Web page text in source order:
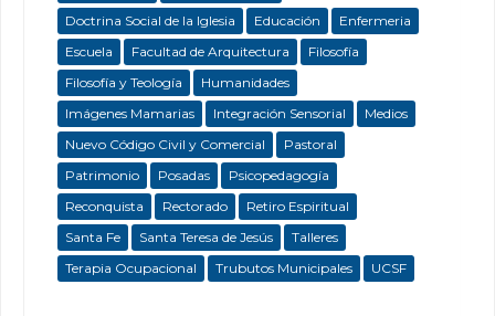
Doctrina Social de la Iglesia
Educación
Enfermeria
Escuela
Facultad de Arquitectura
Filosofía
Filosofía y Teología
Humanidades
Imágenes Mamarias
Integración Sensorial
Medios
Nuevo Código Civil y Comercial
Pastoral
Patrimonio
Posadas
Psicopedagogía
Reconquista
Rectorado
Retiro Espiritual
Santa Fe
Santa Teresa de Jesús
Talleres
Terapia Ocupacional
Trubutos Municipales UCSF